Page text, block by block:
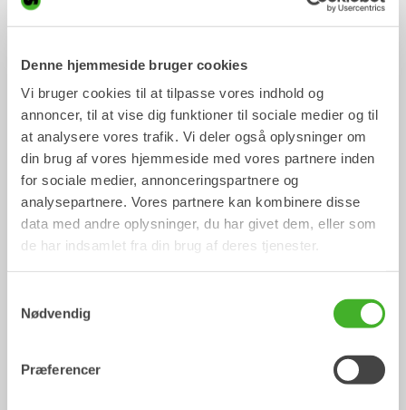
Denne hjemmeside bruger cookies
Vi bruger cookies til at tilpasse vores indhold og
annoncer, til at vise dig funktioner til sociale medier og til
at analysere vores trafik. Vi deler også oplysninger om
din brug af vores hjemmeside med vores partnere inden
for sociale medier, annonceringspartnere og
analysepartnere. Vores partnere kan kombinere disse
data med andre oplysninger, du har givet dem, eller som
de har indsamlet fra din brug af deres tjenester.
Nødvendig
Præferencer
Asfaltskærer
2-33Ton
Børste